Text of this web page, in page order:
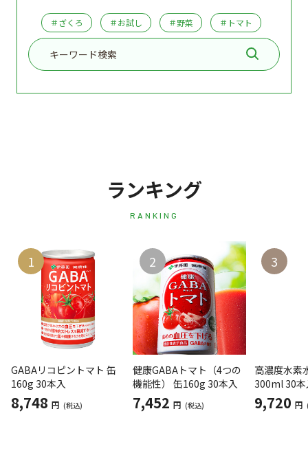
＃ざくろ ＃お試し ＃野菜 ＃トマト
ランキング
RANKING
1
GABAリコピントマト 缶
160g 30本入
8,748 円 (税込)
2
健康GABAトマト（4つの
機能性） 缶160g 30本入
7,452 円 (税込)
3
高濃度水素
300ml 30本
9,720 円